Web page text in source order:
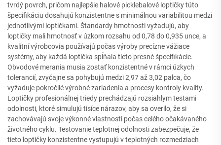
tvrdý povrch, pričom najlepšie halové picklebalové loptičky túto
špecifikáciu dosahujú konzistentne s minimálnou variabilitou medzi
jednotlivými loptičkami. Štandardy hmotnosti vyžadujú, aby
loptičky mali hmotnosť v úzkom rozsahu od 0,78 do 0,935 unce, a
kvalitní výrobcovia používajú počas výroby precízne vážiace
systémy, aby každá loptička spĺňala tieto presné špecifikácie.
Obvodové merania musia zostať konzistentné v rámci úzkych
tolerancií, zvyčajne sa pohybujú medzi 2,97 až 3,02 palca, čo
vyžaduje pokročilé výrobné zariadenia a procesy kontroly kvality.
Loptičky profesionálnej triedy prechádzajú rozsiahlym testami
odolnosti, ktoré simulujú tisíce nárazov, aby sa overilo, že si
zachovávajú svoje výkonné vlastnosti počas celého očakávaného
životného cyklu. Testovanie teplotnej odolnosti zabezpečuje, že
tieto loptičky konzistentne vystupujú v teplotných rozmedziach